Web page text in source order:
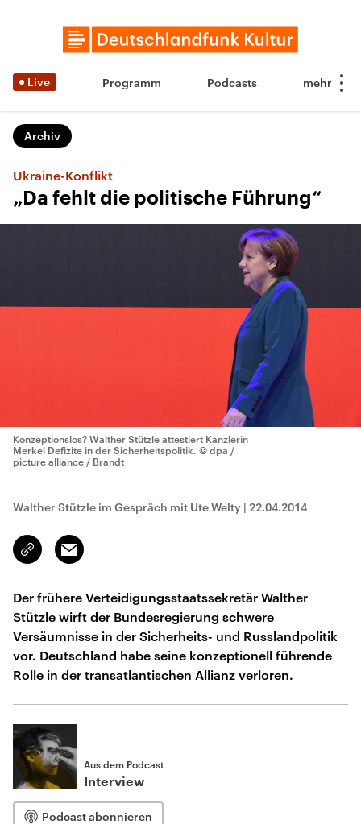
Live Programm Podcasts
Archiv
Ukraine-Konflikt
„Da fehlt die politische Führung“
Konzeptionslos? Walther Stützle attestiert Kanzlerin
Merkel Defizite in der Sicherheitspolitik. © dpa /
picture alliance / Brandt
Walther Stützle im Gespräch mit Ute Welty | 22.04.2014
Link
kopieren/teilen
Email
Der frühere Verteidigungsstaatssekretär Walther
Stützle wirft der Bundesregierung schwere
Versäumnisse in der Sicherheits- und Russlandpolitik
vor. Deutschland habe seine konzeptionell führende
Rolle in der transatlantischen Allianz verloren.
Aus dem Podcast
Interview
Podcast abonnieren